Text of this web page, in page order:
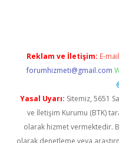
Reklam ve İletişim: E-
forumhizmeti@gmail.com
Yasal Uyarı: Sitemiz, 5651
ve İletişim Kurumu (BTK)
olarak hizmet vermektedir.
olarak denetleme veya